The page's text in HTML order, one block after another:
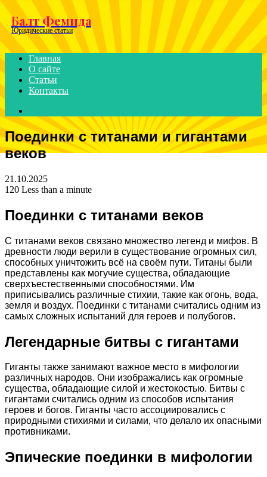
Menu
Балт Фемида
Юридические статьи
Главная
О сайте
Статьи
Контакты
for
Поединки с титанами и гигантами
веков
21.10.2025
120 Less than a minute
Поединки с титанами веков
С титанами веков связано множество легенд и мифов. В
древности люди верили в существование огромных сил,
способных уничтожить всё на своём пути. Титаны были
представлены как могучие существа, обладающие
сверхъестественными способностями. Им
приписывались различные стихии, такие как огонь, вода,
земля и воздух. Поединки с титанами считались одним из
самых сложных испытаний для героев и полубогов.
Легендарные битвы с гигантами
Гиганты также занимают важное место в мифологии
различных народов. Они изображались как огромные
существа, обладающие силой и жестокостью. Битвы с
гигантами считались одним из способов испытания
героев и богов. Гиганты часто ассоциировались с
природными стихиями и силами, что делало их опасными
противниками.
Эпические поединки в мифологии